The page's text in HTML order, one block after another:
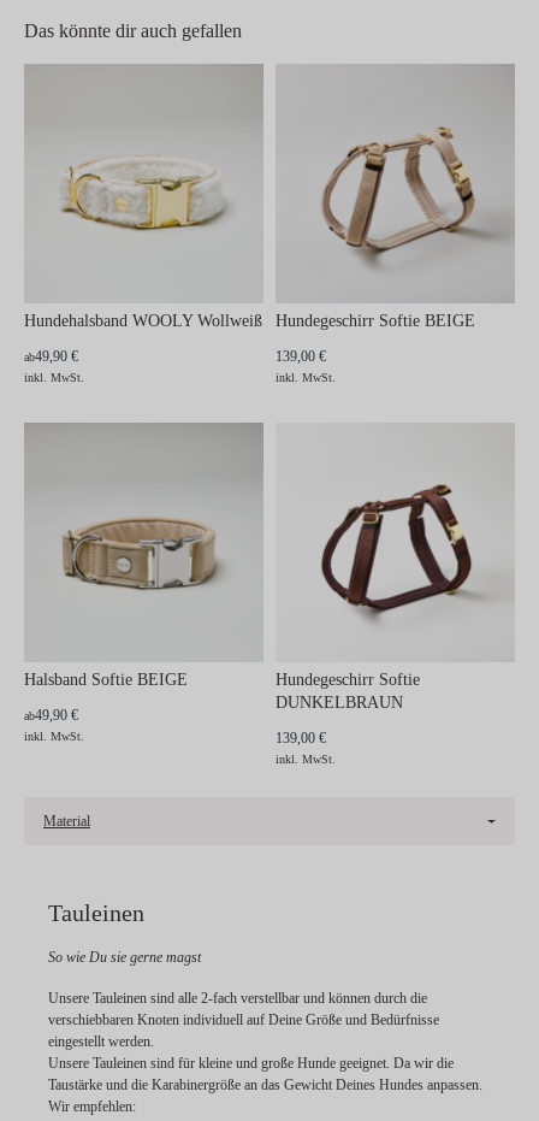
Das könnte dir auch gefallen
Hundehalsband WOOLY Wollweiß
ab49,90 €
inkl. MwSt.
Hundegeschirr Softie BEIGE
139,00 €
inkl. MwSt.
Halsband Softie BEIGE
ab49,90 €
inkl. MwSt.
Hundegeschirr Softie
DUNKELBRAUN
139,00 €
inkl. MwSt.
Material
Tauleinen
So wie Du sie gerne magst
Unsere Tauleinen sind alle 2-fach verstellbar und können durch die
verschiebbaren Knoten individuell auf Deine Größe und Bedürfnisse
eingestellt werden.
Unsere Tauleinen sind für kleine und große Hunde geeignet. Da wir die
Taustärke und die Karabinergröße an das Gewicht Deines Hundes anpassen.
Wir empfehlen: